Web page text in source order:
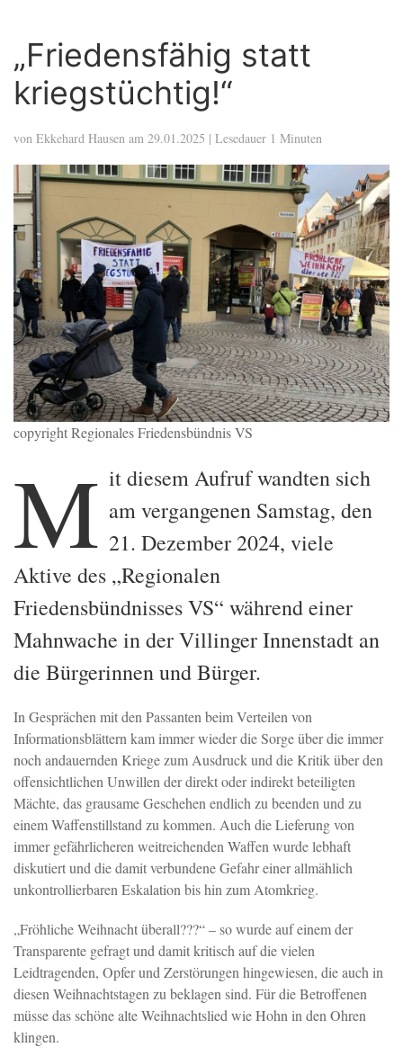
„Friedensfähig statt
kriegstüchtig!“
von Ekkehard Hausen am 29.01.2025 | Lesedauer 1 Minuten
copyright Regionales Friedensbündnis VS
M it diesem Aufruf wandten sich
am vergangenen Samstag, den
21. Dezember 2024, viele
Aktive des „Regionalen
Friedensbündnisses VS“ während einer
Mahnwache in der Villinger Innenstadt an
die Bürgerinnen und Bürger.
In Gesprächen mit den Passanten beim Verteilen von
Informationsblättern kam immer wieder die Sorge über die immer
noch andauernden Kriege zum Ausdruck und die Kritik über den
offensichtlichen Unwillen der direkt oder indirekt beteiligten
Mächte, das grausame Geschehen endlich zu beenden und zu
einem Waffenstillstand zu kommen. Auch die Lieferung von
immer gefährlicheren weitreichenden Waffen wurde lebhaft
diskutiert und die damit verbundene Gefahr einer allmählich
unkontrollierbaren Eskalation bis hin zum Atomkrieg.
„Fröhliche Weihnacht überall???“ – so wurde auf einem der
Transparente gefragt und damit kritisch auf die vielen
Leidtragenden, Opfer und Zerstörungen hingewiesen, die auch in
diesen Weihnachtstagen zu beklagen sind. Für die Betroffenen
müsse das schöne alte Weihnachtslied wie Hohn in den Ohren
klingen.